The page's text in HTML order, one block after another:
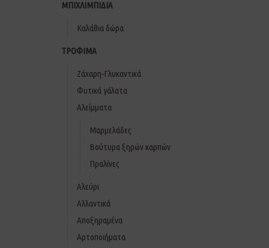
ΜΠΙΧΛΙΜΠΙΔΙΑ
Καλάθια δώρα
ΤΡΟΦΙΜΑ
Ζάχαρη-Γλυκαντικά
Φυτικά γάλατα
Αλείμματα
Μαρμελάδες
Βούτυρα ξηρών καρπών
Πραλίνες
Αλεύρι
Αλλαντικά
Αποξηραμένα
Αρτοποιήματα